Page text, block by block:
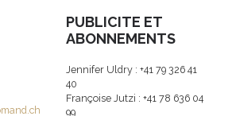
PUBLICITE ET
ABONNEMENTS
Jennifer Uldry : +41 79 326 41
40
Françoise Jutzi : +41 78 636 04
99